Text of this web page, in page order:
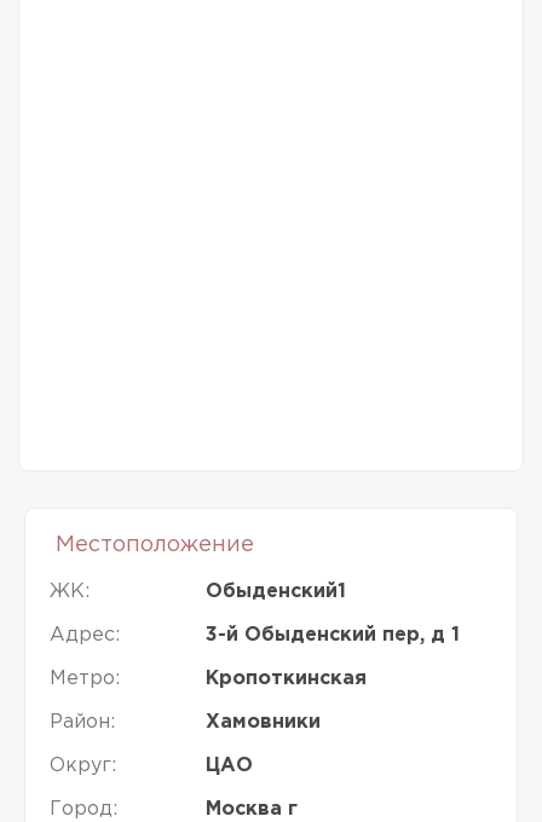
Местоположение
ЖК: Обыденский1
Адрес: 3-й Обыденский пер, д 1
Метро: Кропоткинская
Район: Хамовники
Округ: ЦАО
Город: Москва г